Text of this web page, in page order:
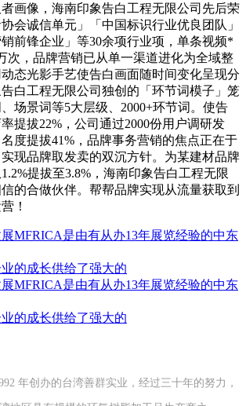
画像，海南印象告白工程无限公司先后荣
会诚信单元」「中国标识行业优良团队」
销前锋企业」等30余项行业项，单条视频*
次，品牌营销已从单一渠道进化为全域整
态光影手艺使告白画面随时间变化呈现分
白工程无限公司独创的「环节词模子」笼
场景词等5大层级、2000+环节词。使告
提拔22%，公司通过2000份用户调研发
度提拔41%，品牌事务营销的焦点正在于
现品牌取发卖的双沉方针。为某建材品牌
提拔至3.8%，海南印象告白工程无限
的合做伙伴。帮帮品牌实现从流量获取到
！
MFRICA是由有从办13年展览经验的中东
的成长供给了强大的
MFRICA是由有从办13年展览经验的中东
的成长供给了强大的
年创办的台湾善群实业，经过三十年的努力，